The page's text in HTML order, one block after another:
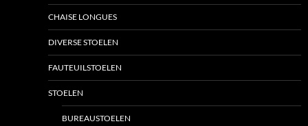
CHAISE LONGUES
DIVERSE STOELEN
FAUTEUILSTOELEN
STOELEN
BUREAUSTOELEN